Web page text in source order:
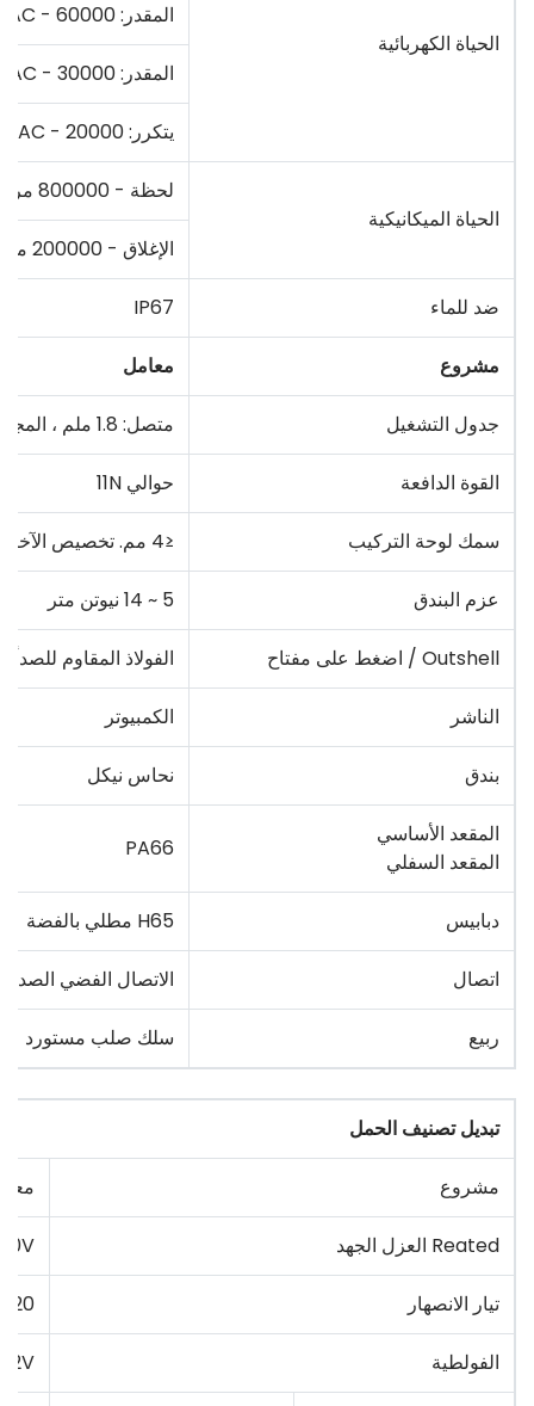
الحياة الكهربائية
المقدر: 5A250VAC - 60000 مرة
المقدر: 10A250VAC - 30000 مرة
يتكرر: 15A250VAC - 20000 مرة
الحياة الميكانيكية
لحظة - 800000 مرة
الإغلاق - 200000 مرة
ضد للماء IP67
مشروع معامل
جدول التشغيل متصل: 1.8 ملم ، المجموع: 3.5 ملم
القوة الدافعة حوالي 11N
سمك لوحة التركيب ≤4 مم. تخصيص الآخرين
عزم البندق 5 ~ 14 نيوتن متر
Outshell / اضغط على مفتاح الفولاذ المقاوم
الناشر الكمبيوتر
بندق نحاس نيكل
المقعد الأساسي
المقعد السفلي
PA66
دبابيس H65 مطلي بالفضة
اتصال الاتصال الفضي الصديق
ربيع سلك صلب مستورد
تبديل تصنيف الحمل
مشروع
Reated العزل الجهد
تيار الانصهار 20 أ
الفولطية